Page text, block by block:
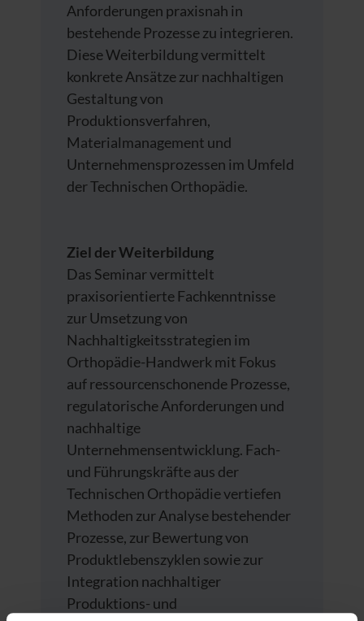
Anforderungen praxisnah in
bestehende Prozesse zu integrieren.
Diese Weiterbildung vermittelt
konkrete Ansätze zur nachhaltigen
Gestaltung von
Produktionsverfahren,
Materialmanagement und
Unternehmensprozessen im Umfeld
der Technischen Orthopädie.
Ziel der Weiterbildung
Das Seminar vermittelt
praxisorientierte Fachkenntnisse
zur Umsetzung von
Nachhaltigkeitsstrategien im
Orthopädie-Handwerk mit Fokus
auf ressourcenschonende Prozesse,
regulatorische Anforderungen und
nachhaltige
Unternehmensentwicklung. Fach-
und Führungskräfte aus der
Technischen Orthopädie vertiefen
Methoden zur Analyse bestehender
Prozesse, zur Bewertung von
Produktlebenszyklen sowie zur
Integration nachhaltiger
Produktions- und